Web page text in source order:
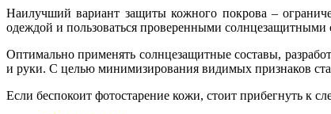
Наилучший вариант защиты кожного покрова –
одеждой и пользоваться проверенными солнцезащитными
Оптимально применять солнцезащитные составы,
и руки. С целью минимизирования видимых признаков
Если беспокоит фотостарение кожи, стоит прибегнуть к